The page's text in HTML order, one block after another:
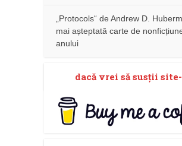
„Protocols“ de Andrew D.
mai așteptată carte de
anului
dacă vrei să susţii